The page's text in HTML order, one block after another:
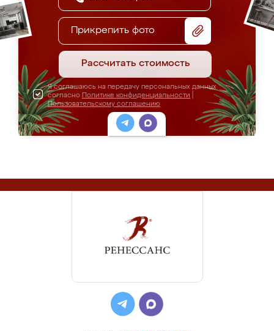
Прикрепить фото
Рассчитать стоимость
Я соглашаюсь на передачу персональных данных
согласно Политике конфиденциальности
Пользовательскому соглашению